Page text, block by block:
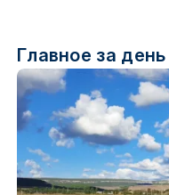
Главное за день